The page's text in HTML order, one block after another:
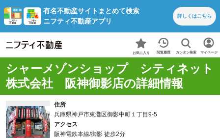
有名不動産サイトまとめて検索
ニフティ不動産アプリ
詳しくはこちら
お気に入り 閲覧履歴 カンタン検索 マイページ
シャーメゾンショップ シティネット
株式会社 阪神御影店の詳細情報
住所
兵庫県神戸市東灘区御影中町１丁目9-5
アクセス
阪神電鉄本線/御影 徒歩2分